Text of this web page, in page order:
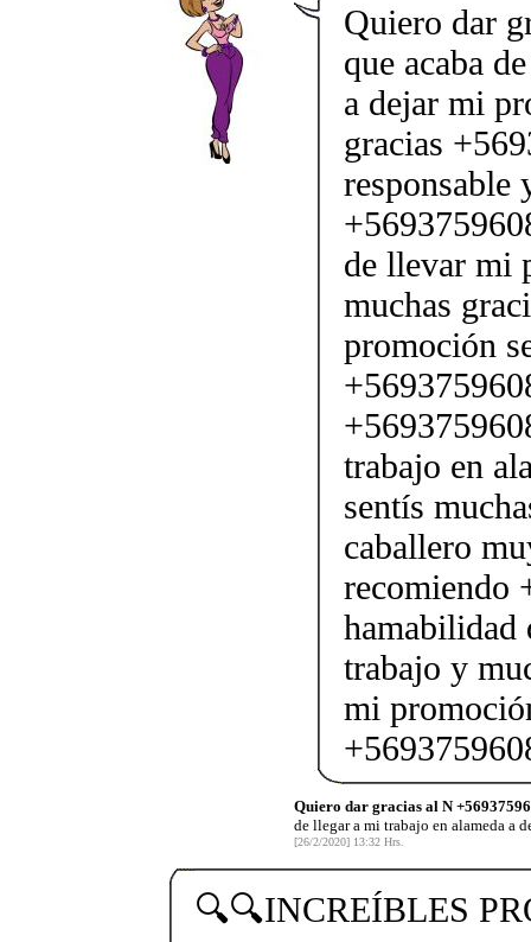
Quiero dar
que acaba
a dejar mi
gracias
responsable
de llevar mi
muchas
promoción
trabajo en
sentís
caballero
recomiendo
hamabilidad
trabajo y
mi
Quiero dar gracias al N
de llegar a mi trabajo en alameda a
[26/2/2020] 13:32 Hrs.
🔍🔍INCREÍBLES